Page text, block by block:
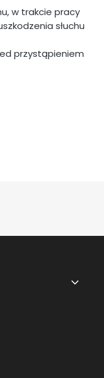
w trakcie pracy
słuchu
przystąpieniem